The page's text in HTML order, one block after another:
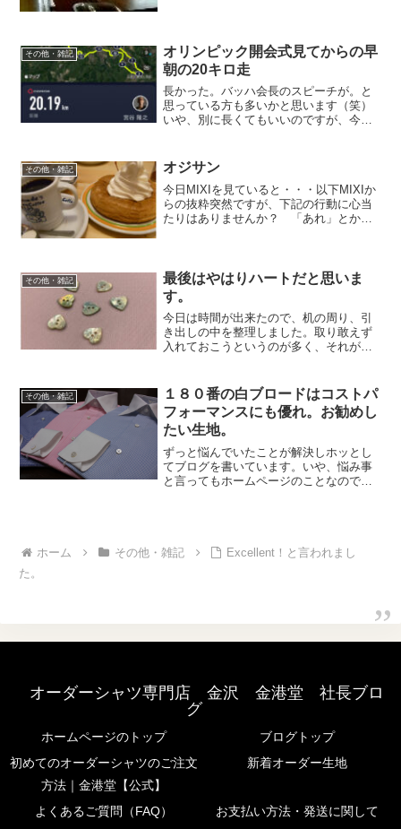
その他・雑記
オリンピック開会式見てからの早
朝の20キロ走
長かった。バッハ会長のスピーチが。と
思っている方も多いかと思います（笑）
いや、別に長くてもいいのですが、今朝
タート。5時半なら涼しい。3人で峠走。
一人途中で離脱。...
その他・雑記 オジサン
今日MIXIを見ていると・・・以下MIXIか
らの抜粋突然ですが、下記の行動に心当
たりはありませんか？ 「あれ」とか
ャニーズが全部同じ顔に見える 仕事を
理由に家族から逃避する
その他・雑記
最後はやはりハートだと思いま
す。
今日は時間が出来たので、机の周り、引
き出しの中を整理しました。取り敢えず
入れておこうというのが多く、それが溜
だとかのスペアボタンなども引き出しの
中から出てきたのですが、...
その他・雑記
１８０番の白ブロードはコストパ
フォーマンスにも優れ。お勧めし
たい生地。
ずっと悩んでいたことが解決しホッとし
てブログを書いています。いや、悩み事
と言ってもホームページのことなのです
ホーム
その他・雑記
Excellent！と言われまし
た。
オーダーシャツ専門店 金沢 金港堂 社長ブロ
グ
ホームページのトップ
ブログトップ
初めてのオーダーシャツのご注文
方法｜金港堂【公式】
新着オーダー生地
よくあるご質問（FAQ） お支払い方法・発送に関して